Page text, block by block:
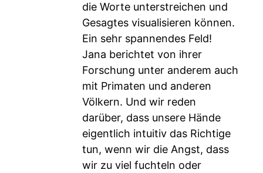
die Worte unterstreichen und
Gesagtes visualisieren können.
Ein sehr spannendes Feld!
Jana berichtet von ihrer
Forschung unter anderem auch
mit Primaten und anderen
Völkern. Und wir reden
darüber, dass unsere Hände
eigentlich intuitiv das Richtige
tun, wenn wir die Angst, dass
wir zu viel fuchteln oder